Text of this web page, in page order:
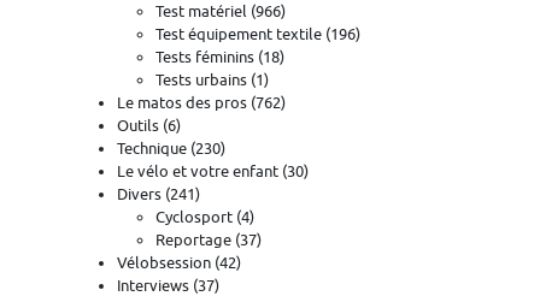
Test matériel (966)
Test équipement textile (196)
Tests féminins (18)
Tests urbains (1)
Le matos des pros (762)
Outils (6)
Technique (230)
Le vélo et votre enfant (30)
Divers (241)
Cyclosport (4)
Reportage (37)
Vélobsession (42)
Interviews (37)